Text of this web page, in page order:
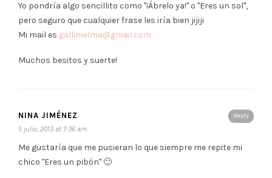
Yo pondría algo sencillito como "¡Ábrelo ya!" o "Eres un sol",
pero seguro que cualquier frase les iría bien jijiji
Mi mail es gallimelma@gmail.com
Muchos besitos y suerte!
Reply
NINA JIMÉNEZ
5 julio, 2013 at 7:36 am
Me gustaría que me pusieran lo que siempre me repite mi
chico "Eres un pibón" 🙂